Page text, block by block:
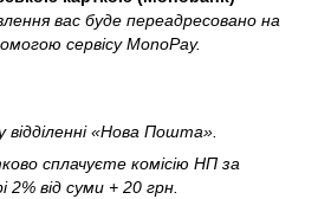
вас буде переадресовано на
сервісу MonoPay.
«Нова Пошта».
сплачуєте комісію НП за
2% від суми + 20 грн.